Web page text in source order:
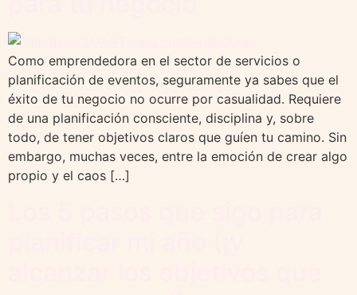
Como emprendedora en el sector de servicios o
planificación de eventos, seguramente ya sabes que el
éxito de tu negocio no ocurre por casualidad. Requiere
de una planificación consciente, disciplina y, sobre
todo, de tener objetivos claros que guíen tu camino. Sin
embargo, muchas veces, entre la emoción de crear algo
propio y el caos […]